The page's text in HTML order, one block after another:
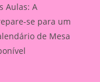
Aulas: A
se para um
de Mesa